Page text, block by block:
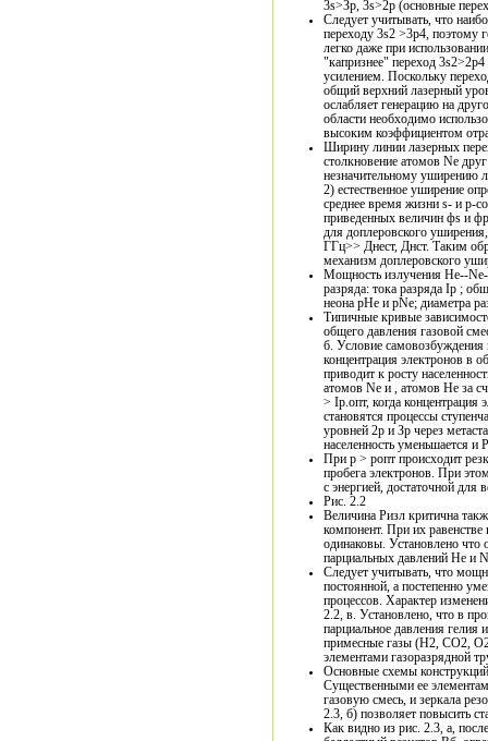
Следует учитывать, что
переходу 3s2 >3р4, поэтому
легко даже при
"капризнее" переход
усилением. Поскольку
общий верхний лазерный
ослабляет генерацию на
области необходимо
высоким коэффициентом
Ширину линии лазерных
столкновение атомов Ne
незначительному уширению
2) естественное уширение
среднее время жизни s- и р-
приведенных величин фs и
для доплеровского
ГГц>> Днeст, Днст. Таким
механизм доплеровского
Мощность излучения Не--Ne-
разряда: тока разряда Ip ;
неона pHe и pNe; диаметра
Типичные кривые
общего давления газовой
б. Условие
концентрация электронов в
приводит к росту
атомов Ne и , атомов Не за
> Ip.опт, когда концентрация
становятся процессы
уровней 2р и Зр через
населенность уменьшается и
При р > ропт происходит
пробега электронов. При
с энергией, достаточной
Рис. 2.2
Величина Ризл критична
компонент. При их
одинаковы. Установлено что
парциальных давлений Не и
Следует учитывать, что
постоянной, а постепенно
процессов. Характер
2.2, в. Установлено, что в
парциальное давления гелия
примесные газы (Н2, СО2,
элементами газоразрядной
Основные схемы
Существенными ее
газовую смесь, и зеркала
2.3, б) позволяет повысить
Как видно из рис. 2.3, а,